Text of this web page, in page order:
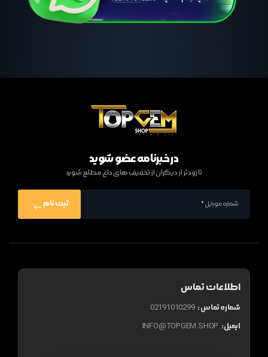
در خبرنامه عضو شوید
تا زودتر از دیگران از تخفیف های داغ مطلع شوید
ثبت نام
اطلاعات تماس
شماره تماس : 02191010299
ایمیل: INFO@TOPGEM.SHOP